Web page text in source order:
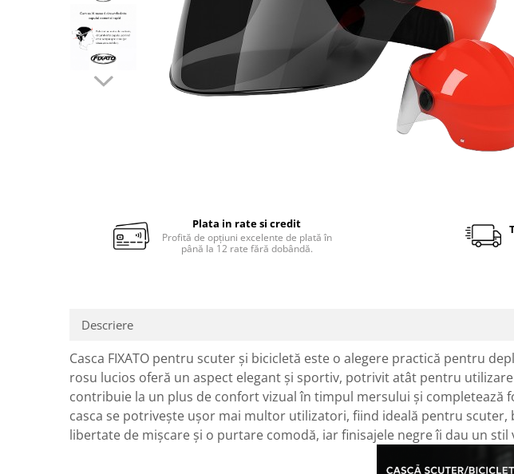
Plata in rate si credit
Profită de opțiuni excelente de plată în
până la 12 rate fără dobândă.
Descriere
Casca FIXATO pentru scuter și bicicletă este o alegere practică pentru
rosu lucios oferă un aspect elegant și sportiv, potrivit atât pentru
contribuie la un plus de confort vizual în timpul mersului și
casca se potrivește ușor mai multor utilizatori, fiind ideală pentru
libertate de mișcare și o purtare comodă, iar finisajele negre îi dau un